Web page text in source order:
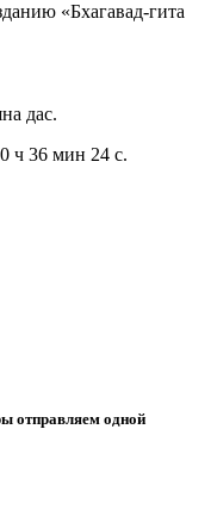
«Бхагавад-гита
дас.
ч 36 мин 24 с.
отправляем одной